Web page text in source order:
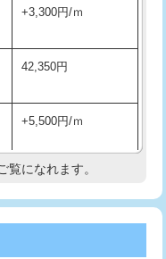
66,000円
27,500円
38,500円
38,500円
16,500円
3,300円
5,500円
5,500円
+3,300円/ｍ
42,350円
+5,500円/ｍ
現地調査
覧になれます。